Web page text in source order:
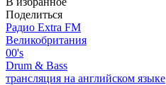
Поделиться
Радио Extra FM
Великобритания
00's
Drum & Bass
трансляция на английском языке